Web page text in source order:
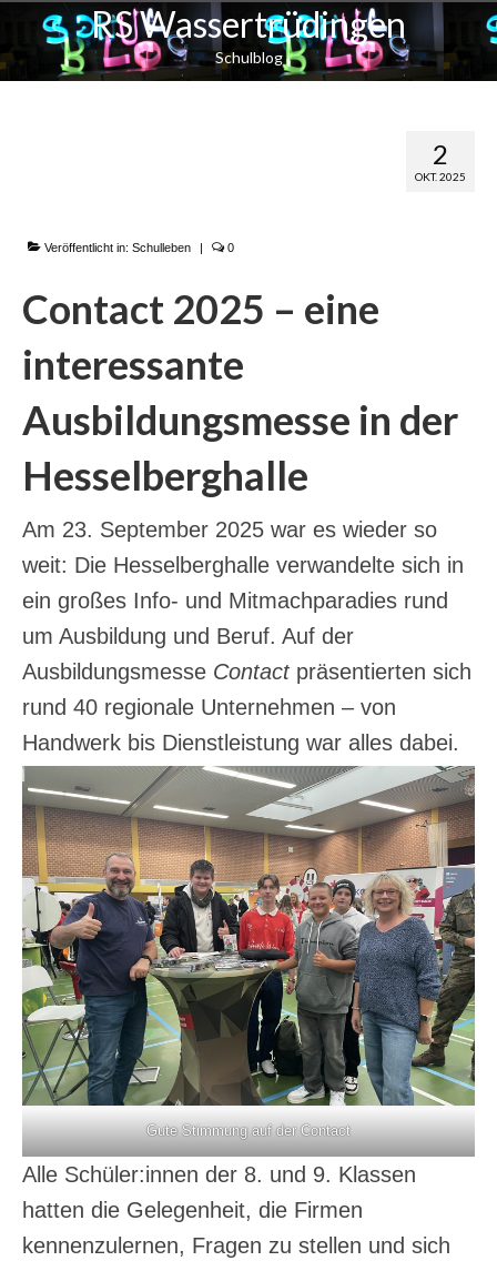
RS Wassertrüdingen
Schulblog
2
OKT. 2025
Veröffentlicht in: Schulleben | 0
Contact 2025 – eine
interessante
Ausbildungsmesse in der
Hesselberghalle
Am 23. September 2025 war es wieder so
weit: Die Hesselberghalle verwandelte sich in
ein großes Info- und Mitmachparadies rund
um Ausbildung und Beruf. Auf der
Ausbildungsmesse Contactpräsentierten sich
rund 40 regionale Unternehmen – von
Handwerk bis Dienstleistung war alles dabei.
Gute Stimmung auf der Contact
Alle Schüler:innen der 8. und 9. Klassen
hatten die Gelegenheit, die Firmen
kennenzulernen, Fragen zu stellen und sich